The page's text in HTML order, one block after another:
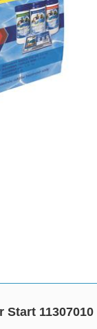
Start 11307010